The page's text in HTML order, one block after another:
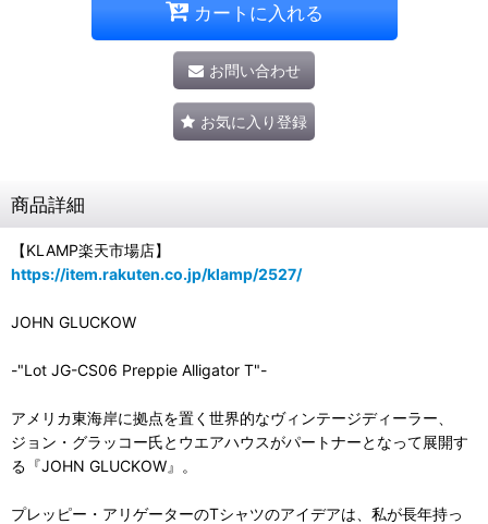
カートに入れる
お問い合わせ
お気に入り登録
商品詳細
【KLAMP楽天市場店】
https://item.rakuten.co.jp/klamp/2527/
JOHN GLUCKOW
-"Lot JG-CS06 Preppie Alligator T"-
アメリカ東海岸に拠点を置く世界的なヴィンテージディーラー、
ジョン・グラッコー氏とウエアハウスがパートナーとなって展開す
る『JOHN GLUCKOW』。
プレッピー・アリゲーターのTシャツのアイデアは、私が長年持っ